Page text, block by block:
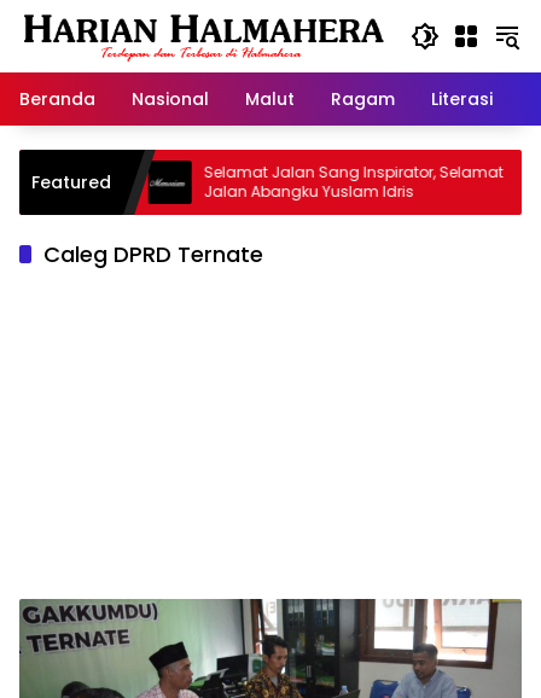
Langsung
Beranda
Nasional Malut Ragam Literasi
Featured
Warisan
Selamat Jalan Sang Inspirator, Selamat
Jalan Abangku Yuslam Idris
Caleg DPRD Ternate